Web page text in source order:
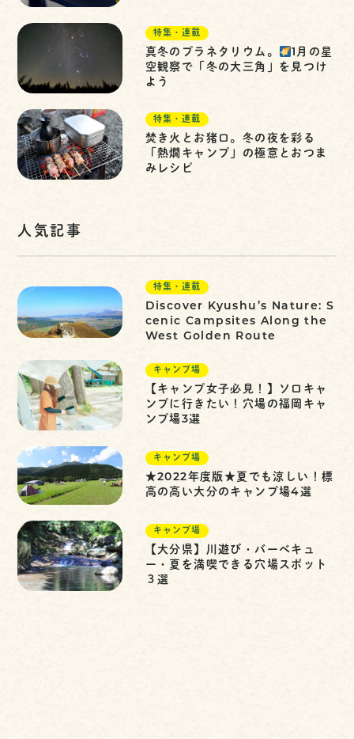
特集・連載
真冬のプラネタリウム。
1月の星
空観察で「冬の大三角」を見つけ
よう
特集・連載
焚き火とお猪口。冬の夜を彩る
「熱燗キャンプ」の極意とおつま
みレシピ
人気記事
特集・連載
Discover Kyushu’s Nature: S
cenic Campsites Along the
West Golden Route
キャンプ場
【キャンプ女子必見！】ソロキャ
ンプに行きたい！穴場の福岡キャ
ンプ場3選
キャンプ場
★2022年度版★夏でも涼しい！標
高の高い大分のキャンプ場4選
キャンプ場
【大分県】川遊び・バーベキュ
ー・夏を満喫できる穴場スポット
３選